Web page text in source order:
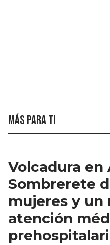
Más para ti
Volcadura en
Sombrerete
mujeres y un
atención